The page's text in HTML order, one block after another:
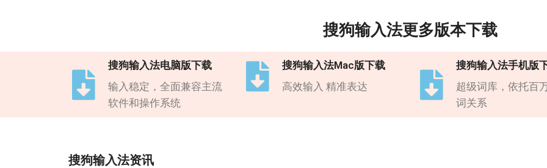
搜狗输入法更多版本下载
搜狗输入法电脑版下载
输入稳定，全面兼容主流
软件和操作系统
搜狗输入法Mac版下载
高效输入 精准表达
搜狗输入法手机版
超级词库，依托百
词关系
搜狗输入法资讯